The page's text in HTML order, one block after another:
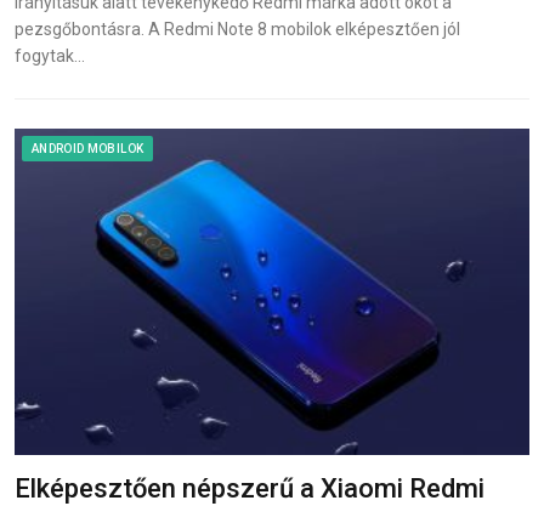
pezsgőbontásra. A Redmi Note 8 mobilok elképesztően jól
fogytak…
ANDROID MOBILOK
Elképesztően népszerű a Xiaomi Redmi